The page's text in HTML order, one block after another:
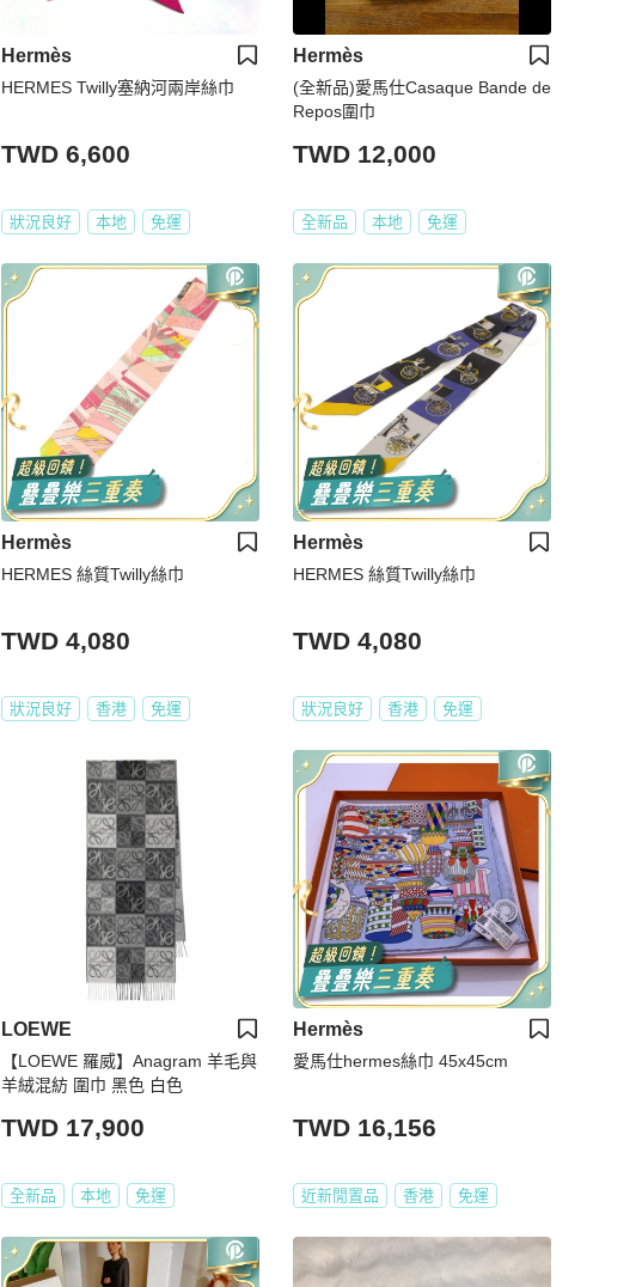
Hermès
HERMES Twilly塞納河兩岸絲巾
TWD 6,600
狀況良好 本地 免運
Hermès
(全新品)愛馬仕Casaque Bande de
Repos圍巾
TWD 12,000
全新品 本地 免運
Hermès
HERMES 絲質Twilly絲巾
TWD 4,080
狀況良好 香港 免運
Hermès
HERMES 絲質Twilly絲巾
TWD 4,080
狀況良好 香港 免運
LOEWE
【LOEWE 羅威】Anagram 羊毛與
羊絨混紡 圍巾 黑色 白色
TWD 17,900
全新品 本地 免運
Hermès
愛馬仕hermes絲巾 45x45cm
TWD 16,156
近新閒置品 香港 免運